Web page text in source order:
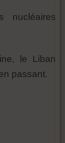
nucléaires
le Liban
passant.